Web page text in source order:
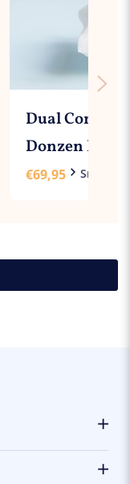
Dual Comfort
Donzen
€69,95 Snel